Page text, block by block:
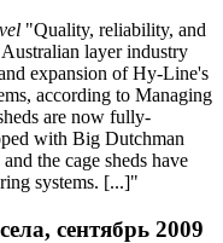
"Quality, reliability, and
layer industry
expansion of Hy-Line's
according to Managing
are now fully-
with Big Dutchman
the cage sheds have
systems. [...]"
сентябрь 2009